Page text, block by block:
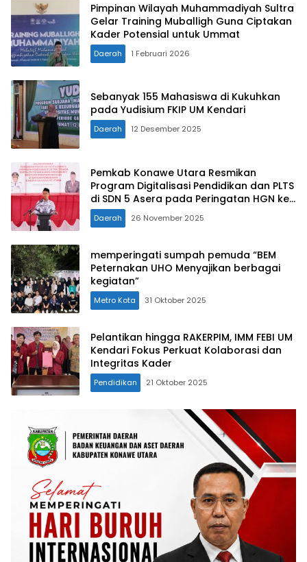
Pimpinan Wilayah Muhammadiyah Sultra
Gelar Training Muballigh Guna Ciptakan
Kader Potensial untuk Ummat
Daerah 1 Februari 2026
Sebanyak 155 Mahasiswa di Kukuhkan
pada Yudisium FKIP UM Kendari
Daerah 12 Desember 2025
Pemkab Konawe Utara Resmikan
Program Digitalisasi Pendidikan dan PLTS
di SDN 5 Asera pada Peringatan HGN ke-
80
Daerah 26 November 2025
memperingati sumpah pemuda “BEM
Peternakan UHO Menyajikan berbagai
kegiatan”
Metro Kota 31 Oktober 2025
Pelantikan hingga RAKERPIM, IMM FEBI UM
Kendari Fokus Perkuat Kolaborasi dan
Integritas Kader
Pendidikan 21 Oktober 2025